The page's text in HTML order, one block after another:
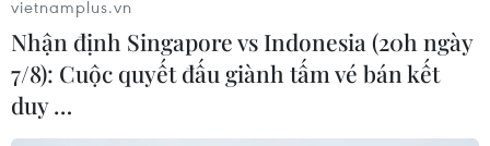
vietnamplus.vn
Nhận định Singapore vs Indonesia (20h ngày
7/8): Cuộc quyết đấu giành tấm vé bán kết
duy …